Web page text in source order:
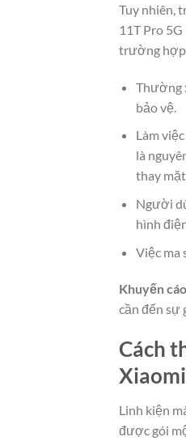
Tuy nhiên,
11T Pro
trường hợp
Thường
bảo vệ.
Làm
là
thay
Người
hình
Việc ma
Khuyến cáo
cần đến sự
Cách
Linh kiện
được gói